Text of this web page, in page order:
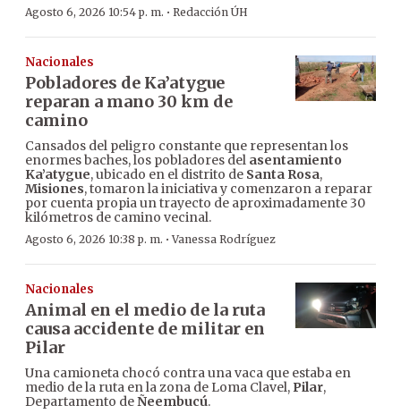
Agosto 6, 2026 10:54 p. m. · Redacción ÚH
Nacionales
Pobladores de Ka’atygue
reparan a mano 30 km de
camino
Cansados del peligro constante que representan los
enormes baches, los pobladores del asentamiento
Ka’atygue, ubicado en el distrito de Santa Rosa,
Misiones, tomaron la iniciativa y comenzaron a reparar
por cuenta propia un trayecto de aproximadamente 30
kilómetros de camino vecinal.
Agosto 6, 2026 10:38 p. m. ·Vanessa Rodríguez
Nacionales
Animal en el medio de la ruta
causa accidente de militar en
Pilar
Una camioneta chocó contra una vaca que estaba en
medio de la ruta en la zona de Loma Clavel, Pilar,
Departamento deÑeembucú.